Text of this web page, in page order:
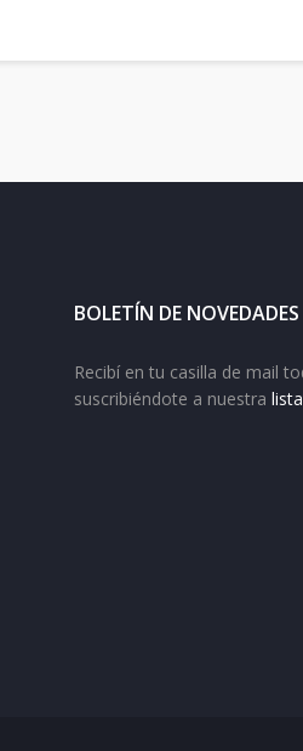
BOLETÍN DE NOVEDADES
Recibí en tu casilla de mail
suscribiéndote a nuestra